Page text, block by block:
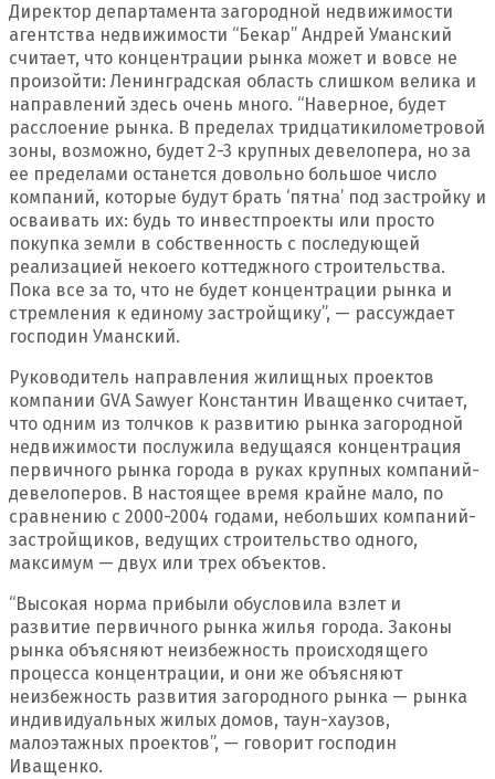
Директор департамента загородной недвижимости
агентства недвижимости “Бекар” Андрей Уманский
считает, что концентрации рынка может и вовсе не
произойти: Ленинградская область слишком велика и
направлений здесь очень много. “Наверное, будет
расслоение рынка. В пределах тридцатикилометровой
зоны, возможно, будет 2-3 крупных девелопера, но за
ее пределами останется довольно большое число
компаний, которые будут брать ‘пятна’ под застройку и
осваивать их: будь то инвестпроекты или просто
покупка земли в собственность с последующей
реализацией некоего коттеджного строительства.
Пока все за то, что не будет концентрации рынка и
стремления к единому застройщику”, — рассуждает
господин Уманский.
Руководитель направления жилищных проектов
компании GVA Sawyer Константин Иващенко считает,
что одним из толчков к развитию рынка загородной
недвижимости послужила ведущаяся концентрация
первичного рынка города в руках крупных компаний-
девелоперов. В настоящее время крайне мало, по
сравнению с 2000-2004 годами, небольших компаний-
застройщиков, ведущих строительство одного,
максимум — двух или трех объектов.
“Высокая норма прибыли обусловила взлет и
развитие первичного рынка жилья города. Законы
рынка объясняют неизбежность происходящего
процесса концентрации, и они же объясняют
неизбежность развития загородного рынка — рынка
индивидуальных жилых домов, таун-хаузов,
малоэтажных проектов”, — говорит господин
Иващенко.